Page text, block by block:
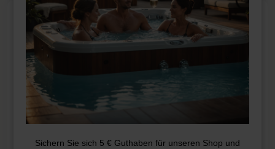
Sichern Sie sich 5 € Guthaben für unseren Shop und